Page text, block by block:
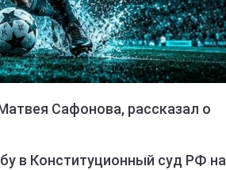
Сафонова, рассказал о
в Конституционный суд РФ на